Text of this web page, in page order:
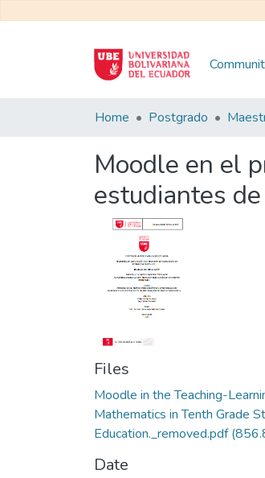
Home Postgrado
Moodle en el
estudiantes
Files
Moodle in the Teaching-
Mathematics in Tenth Grade
Education._removed.pdf
Date